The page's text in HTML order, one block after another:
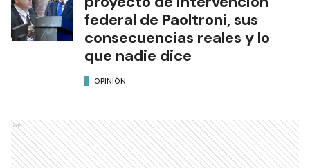
federal de Paoltroni, sus
consecuencias reales y lo
que nadie dice
OPINIÓN
Ads